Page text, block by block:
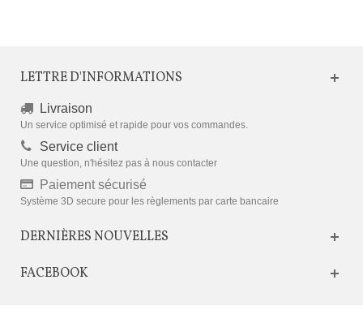
LETTRE D'INFORMATIONS
Livraison
Un service optimisé et rapide pour vos commandes.
Service client
Une question, n'hésitez pas à nous contacter
Paiement sécurisé
Système 3D secure pour les règlements par carte bancaire
DERNIÈRES NOUVELLES
FACEBOOK